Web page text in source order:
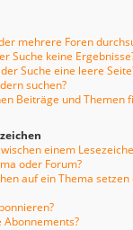
mehrere Foren
Suche keine
Suche eine leere
suchen?
Beiträge und Themen
einem
oder Forum?
auf ein Thema